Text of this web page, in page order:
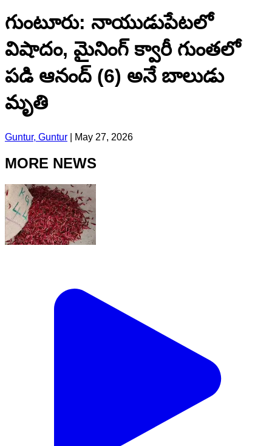
గుంటూరు: నాయుడుపేటలో
విషాదం, మైనింగ్ క్వారీ గుంతలో
పడి ఆనంద్ (6) అనే బాలుడు
మృతి
Guntur, Guntur May 27, 2026
MORE NEWS